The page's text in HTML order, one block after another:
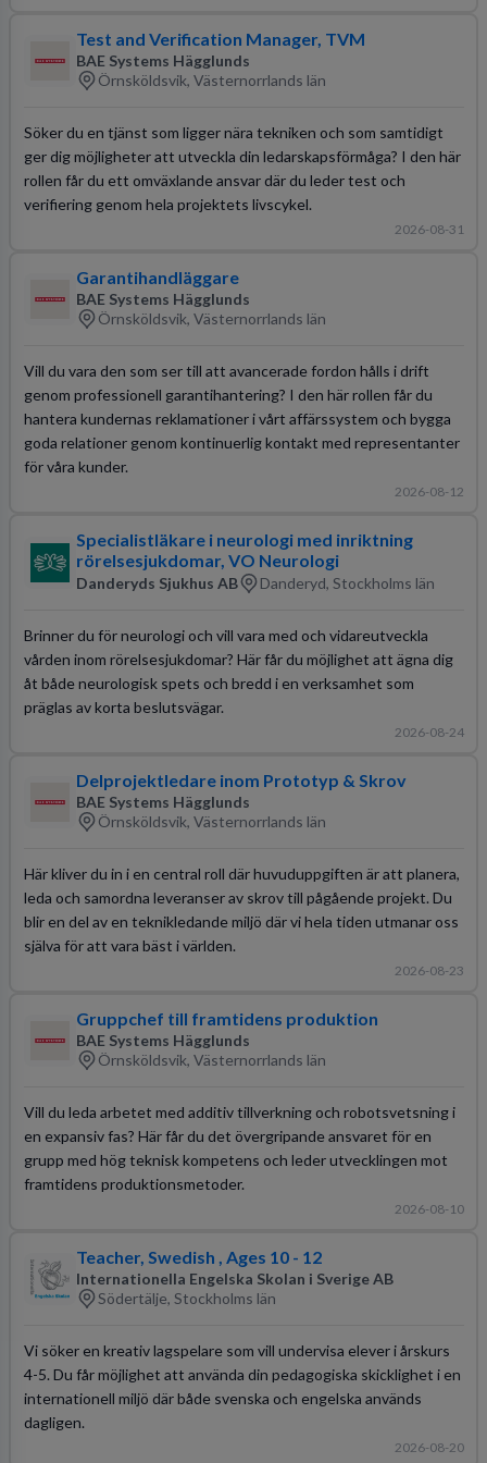
Test and Verification Manager, TVM
BAE Systems Hägglunds
Örnsköldsvik, Västernorrlands län
Söker du en tjänst som ligger nära tekniken och som samtidigt
ger dig möjligheter att utveckla din ledarskapsförmåga? I den här
rollen får du ett omväxlande ansvar där du leder test och
verifiering genom hela projektets livscykel.
2026-08-31
Garantihandläggare
BAE Systems Hägglunds
Örnsköldsvik, Västernorrlands län
Vill du vara den som ser till att avancerade fordon hålls i drift
genom professionell garantihantering? I den här rollen får du
hantera kundernas reklamationer i vårt affärssystem och bygga
goda relationer genom kontinuerlig kontakt med representanter
för våra kunder.
2026-08-12
Specialistläkare i neurologi med inriktning
rörelsesjukdomar, VO Neurologi
Danderyds Sjukhus AB Danderyd, Stockholms län
Brinner du för neurologi och vill vara med och vidareutveckla
vården inom rörelsesjukdomar? Här får du möjlighet att ägna dig
åt både neurologisk spets och bredd i en verksamhet som
präglas av korta beslutsvägar.
2026-08-24
Delprojektledare inom Prototyp & Skrov
BAE Systems Hägglunds
Örnsköldsvik, Västernorrlands län
Här kliver du in i en central roll där huvuduppgiften är att planera,
leda och samordna leveranser av skrov till pågående projekt. Du
blir en del av en teknikledande miljö där vi hela tiden utmanar oss
själva för att vara bäst i världen.
2026-08-23
Gruppchef till framtidens produktion
BAE Systems Hägglunds
Örnsköldsvik, Västernorrlands län
Vill du leda arbetet med additiv tillverkning och robotsvetsning i
en expansiv fas? Här får du det övergripande ansvaret för en
grupp med hög teknisk kompetens och leder utvecklingen mot
framtidens produktionsmetoder.
2026-08-10
Teacher, Swedish , Ages 10 - 12
Internationella Engelska Skolan i Sverige AB
Södertälje, Stockholms län
Vi söker en kreativ lagspelare som vill undervisa elever i årskurs
4-5. Du får möjlighet att använda din pedagogiska skicklighet i en
internationell miljö där både svenska och engelska används
dagligen.
2026-08-20